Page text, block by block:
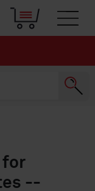
for
--